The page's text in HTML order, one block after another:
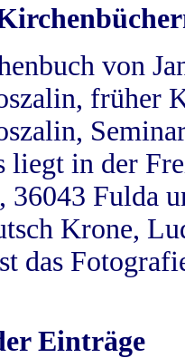
von
früher
liegt in der
36043 Fulda
Krone,
das
Einträge